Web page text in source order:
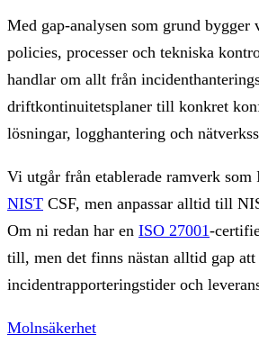
Med gap-analysen som grund bygger
policies, processer och tekniska
handlar om allt från
driftkontinuitetsplaner till konkret
lösningar, logghantering och
Vi utgår från etablerade ramverk
NIST CSF, men anpassar alltid till
Om ni redan har en ISO 27001-
till, men det finns nästan alltid gap
incidentrapporteringstider och
Molnsäkerhet